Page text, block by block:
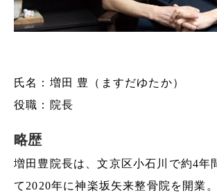
氏名：増田 豊（ますだゆたか）
役職：院長
略歴
増田豊院長は、文京区小石川で約4年
て2020年に神楽坂矢来整骨院を開業